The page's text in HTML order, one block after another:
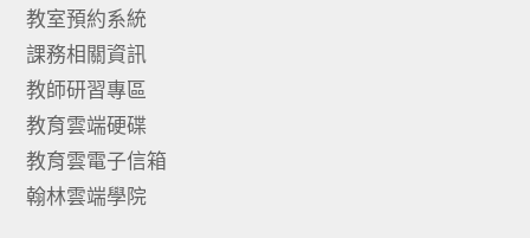
教室預約系統
課務相關資訊
教師研習專區
教育雲端硬碟
教育雲電子信箱
翰林雲端學院